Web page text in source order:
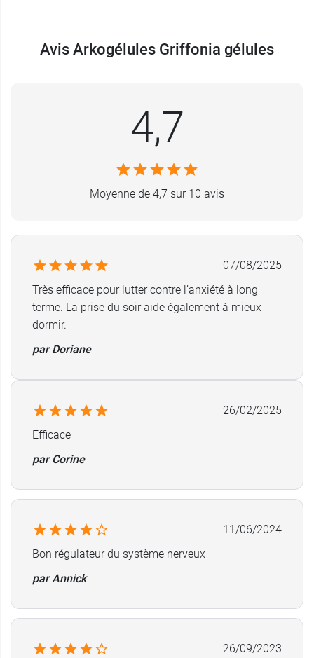
pour garantir l'excellence de nos produits.
végétales
colorant ni additif chimiques.
90 % de nos emballages sont imprimés en
végétales.
Conditionnement :
Poids net
40 gélules : 17 g. (13 à 20 jours).
130 gélules : 56 g. (43 à 65 jours).
Découvrez les produits Arkopharma, par exemple
au tryptophane.
Fabricant
ARKOPHARMA
BP 28
06511 CARROS Cedex
France
Avis Arkogélules Griffonia gélules
4,7
Moyenne de 4,7 sur 10 avis
07/08/2025
Très efficace pour lutter contre l’anxiété à long
terme. La prise du soir aide également à mieux
dormir.
par Doriane
26/02/2025
Efficace
par Corine
11/06/2024
Bon régulateur du système nerveux
par Annick
26/09/2023